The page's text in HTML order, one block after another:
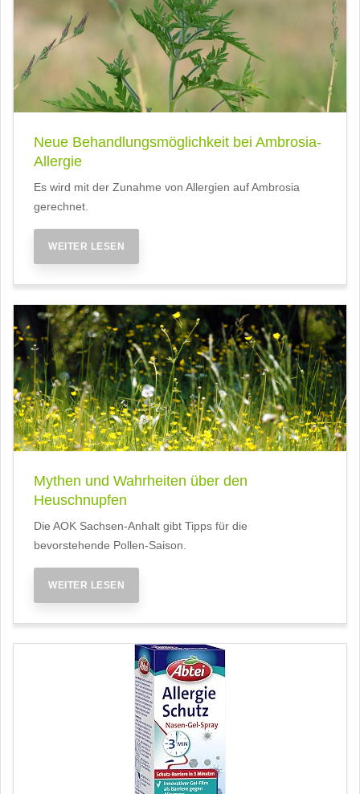
Neue Behandlungsmöglichkeit bei Ambrosia-
Allergie
Es wird mit der Zunahme von Allergien auf Ambrosia
gerechnet.
WEITER LESEN
Mythen und Wahrheiten über den
Heuschnupfen
Die AOK Sachsen-Anhalt gibt Tipps für die
bevorstehende Pollen-Saison.
WEITER LESEN